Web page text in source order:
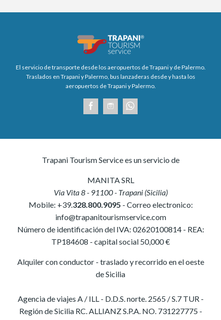
El servicio de transporte desde los aeropuertos de Trapani y de Palermo.
Traslados en Trapani y Palermo, bus lanzaderas desde y hasta los
aeropuertos de Trapani y Palermo.
Trapani Tourism Service es un servicio de
MANITA SRL
Via Vita 8- 91100- Trapani(Sicilia)
Mobile: +39.328.800.9095 - Correo electronico:
info@trapanitourismservice.com
Número de identificación del IVA: 02620100814- REA:
TP184608 - capital social 50,000 €
Alquiler con conductor - traslado y recorrido en el oeste
de Sicilia
Agencia de viajes A / ILL - D.D.S. norte. 2565 / S.7 TUR -
Región de Sicilia RC. ALLIANZ S.P.A. NO. 731227775 -